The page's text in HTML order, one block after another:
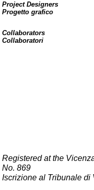
Project Designers
Progetto grafico
Collaborators
Collaboratori
Registered at the
No. 869
Iscrizione al Tribunale di